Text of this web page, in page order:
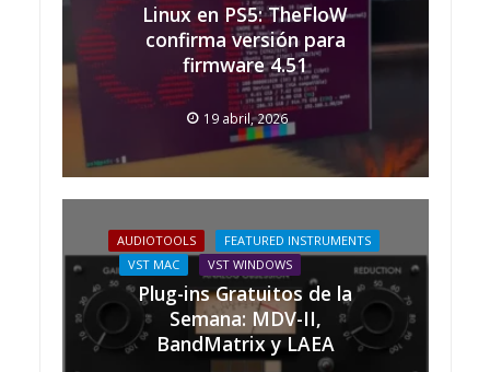
Linux en PS5: TheFloW
confirma versión para
firmware 4.51
19 abril, 2026
AUDIOTOOLS
FEATURED INSTRUMENTS
VST MAC
VST WINDOWS
Plug-ins Gratuitos de la
Semana: MDV-II,
BandMatrix y LAEA